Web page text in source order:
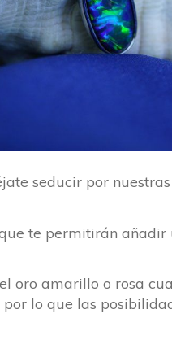
seducir por
te permitirán añadir
oro amarillo o rosa
lo que las